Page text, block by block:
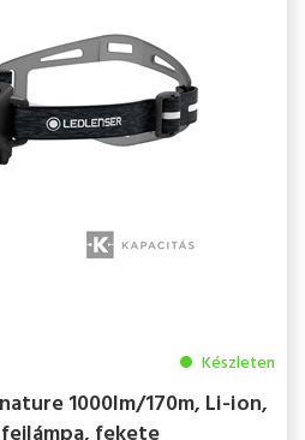
Készleten
1000lm/170m, Li-ion,